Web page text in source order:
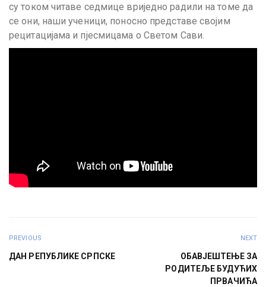
су током читаве седмице вриједно радили на томе да
се они, наши ученици, поносно представе својим
рецитацијама и пјесмицама о Светом Сави.
PREVIOUS
ДАН РЕПУБЛИКЕ СРПСКЕ
NEXT
ОБАВЈЕШТЕЊЕ ЗА
РОДИТЕЉЕ БУДУЋИХ
ПРВАЧИЋА